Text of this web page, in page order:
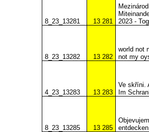
8_23_13281 13 281
2023 -
8_23_13282 13 282
world not
not my
4_23_13283 13 283
Ve skříni.
Im
8_23_13285 13 285